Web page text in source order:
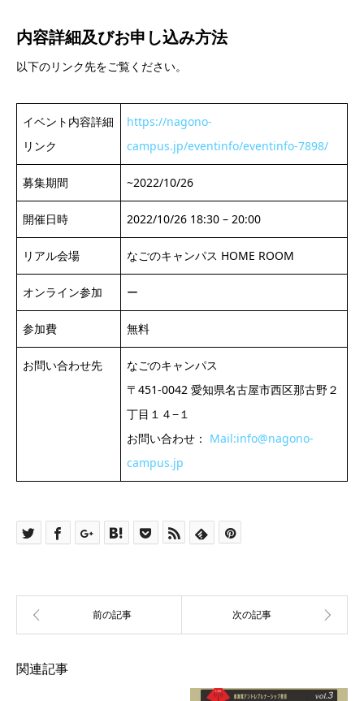
内容詳細及びお申し込み方法
以下のリンク先をご覧ください。
イベント内容詳細
リンク
https://nagono-
campus.jp/eventinfo/eventinfo-7898/
募集期間 ~2022/10/26
開催日時 2022/10/26 18:30 – 20:00
リアル会場 なごのキャンパス HOME ROOM
オンライン参加 ー
参加費 無料
お問い合わせ先
なごのキャンパス
〒451-0042 愛知県名古屋市西区那古野２
丁目１４−１
お問い合わせ： Mail:info@nagono-
campus.jp
関連記事